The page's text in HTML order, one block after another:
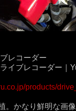
レコーダー
イブレコーダー｜
products/
。かなり鮮明な画像